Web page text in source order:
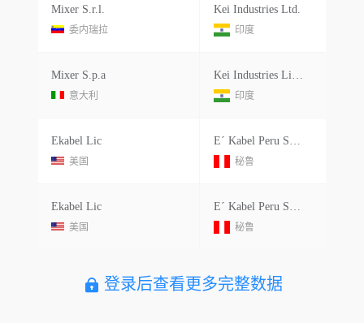
Mixer S.r.l.
委内瑞拉
Kei Industries Ltd.
印度
Mixer S.p.a
意大利
Kei Industries Limited
印度
Ekabel Lic
美国
E´ Kabel Peru Sociedad Anonima Cerrada
秘鲁
Ekabel Lic
美国
E´ Kabel Peru Sociedad Anonima Cerrada
秘鲁
登录后查看更多完整数据